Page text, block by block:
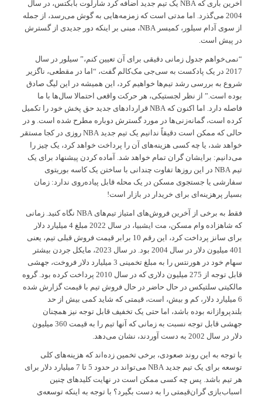
آخرین باری که NBA یک تیم جدید اضافه کرد شارلوت بابکتس، در سال
2004 می‌گذرد. اما مدتی است که زمزمه‌هایی به گوش می‌رسد، از جمله
از سوی آدام سیلور، کمیسر NBA، مبنی بر اینکه دور جدیدی از گسترش
در پیش است.
“نمی‌خواهم جدول زمانی دقیقی برای آن تعیین کنم،” سیلور در سال
2017 در یک پادکست به سی‌جی مک‌کالم گفت، “اما در مقطعی، ناگزیر
شروع به بررسی رشد تیم‌ها خواهیم کرد، این همیشه در این لیگ صادق
بوده است.” از نظر لجستیکی، هر حرکت واقعی احتمالا سال‌ها با ما
فاصله دارد. اما اکنون که NBA قراردادهای جدید حق پخش خود را تکمیل
کرده است، گمانه‌زنی‌ها در مورد گسترش دوباره مطرح شده است. و در
حالی که ممکن است دقیقاً ندانیم یک تیم جدید NBA روزی در کجا مستقر
خواهد شد، یا چه کسی هزینه‌های آن را پرداخت خواهد کرد، یک چیز را
می‌دانیم: برایشان گران تمام خواهد شد. آماده کردن پیشنهاد برای یک
تیم NBA در این روزها تفاوت چندانی با ساختن یک کاسه بوریتوی
سفارشی یا جستجوی مسکن در یک محله قابل پیاده‌روی ندارد: زمان
بسیار پرهزینه‌ای برای خریدار در بازار است!
فقط به برخی از آخرین فروش‌های امتیاز تیم‌های NBA نگاه کنید. زمانی
که شاهزاده وام مسکن، مت ایشبیا، در سال 2022 مبلغ 4 میلیارد دلار
برای سانز پرداخت کرد، این رقم 10 برابر قیمت فروش قبلی تیم، یعنی
401 میلیون دلار در سال 2004 بود. در سال 2023، مایکل جردن بیشتر
سهام خود در هورنتس را به مبلغ تخمینی 3 میلیارد دلار فروخت، جهشی
قابل توجه از 275 میلیون دلاری که در سال 2010 پرداخت کرده بود. گروه
مالکیتی سلتیکس در حال حاضر در حال فروش تیم با قیمت گزارش شده
6 میلیارد دلار، کم و بیش، است، قیمتی که شاید کمی بیش از حد
بلندپروازانه بوده باشد، اما حتی یک تخفیف قابل توجه نیز همچنان
جهشی قابل توجه نسبت به زمانی که آنها تیم را به قیمت 360 میلیون
دلار در سال 2002 به دست آوردند، نشان می‌دهد.
با توجه به این روند صعودی، برخی تخمین زده‌اند که هزینه‌های کلی
توسعه برای یک تیم جدید NBA می‌تواند در حدود 5 تا 7 میلیارد دلار برای
هر تیم باشد. پس چه کسی ممکن است در نهایت کلیدهای چنین
اسباب‌بازی گران‌قیمتی را به دست بگیرد؟ با توجه به اینکه توسعه‌ی